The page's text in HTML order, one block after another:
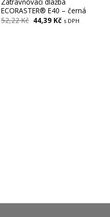
Zatravňovací dlažba
ECORASTER® E40 – černá
52,22Kč Původní
cena
44,39 KčAktuální
cena
s DPH